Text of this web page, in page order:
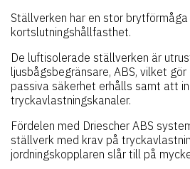
Ställverken har en stor brytförmåga
kortslutningshållfasthet.
De luftisolerade ställverken är
ljusbågsbegränsare, ABS, vilket
passiva säkerhet erhålls samt att
tryckavlastningskanaler.
Fördelen med Driescher ABS
ställverk med krav på
jordningskopplaren slår till på